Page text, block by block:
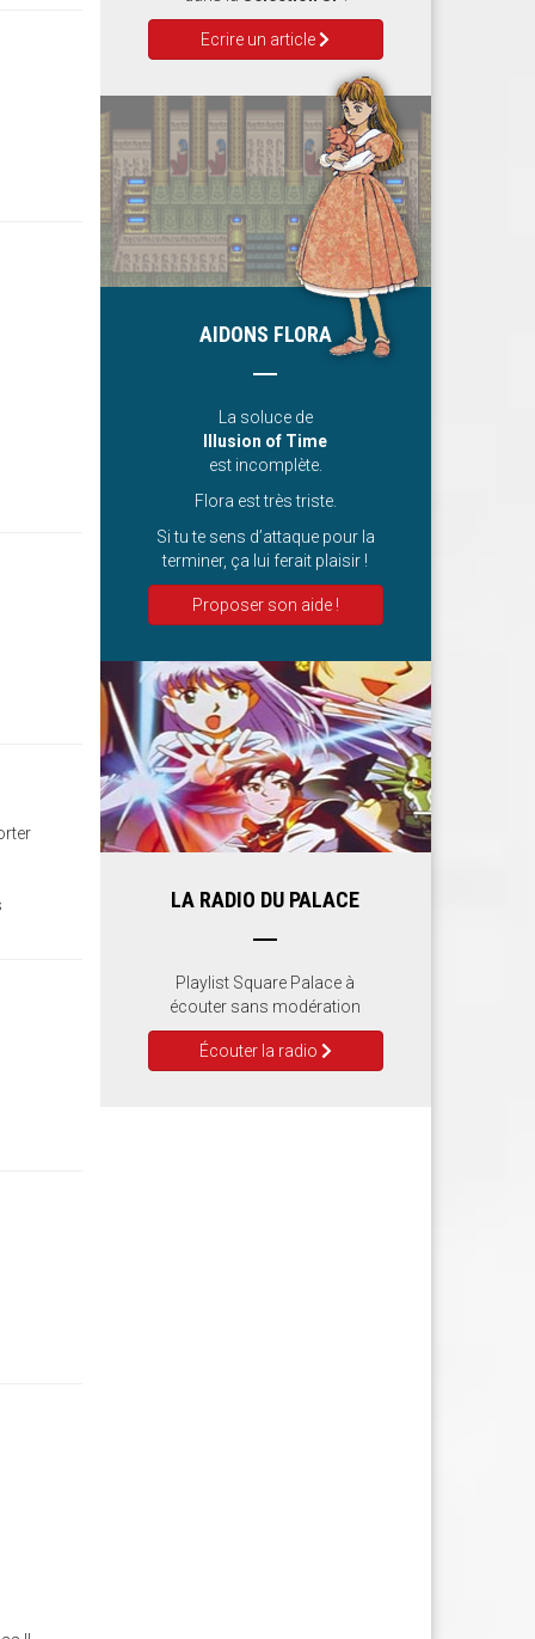
Ecrire un article
AIDONS FLORA
La soluce de
Illusion of Time
est incomplète.
Flora est très triste.
Si tu te sens d’attaque pour la
terminer, ça lui ferait plaisir !
Proposer son aide !
LA RADIO DU PALACE
Playlist Square Palace à
écouter sans modération
Écouter la radio